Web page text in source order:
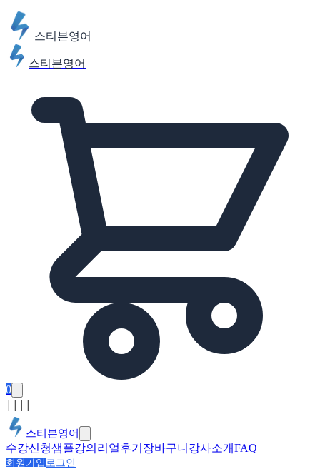
스티븐영어
스티븐영어
0
스티븐영어
수강신청샘플강의 리얼후기 장바구니 강사소개FAQ
회원가입 로그인